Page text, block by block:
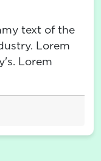
text of the
Lorem
Lorem